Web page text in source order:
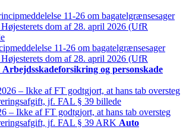
11-26 om bagatelgrænsesager
dom af 28. april 2026 (UfR
Arbejdsskadeforsikring og personskade
– Ikke af FT godtgjort, at hans tab oversteg
jf. FAL § 39 ARK Auto